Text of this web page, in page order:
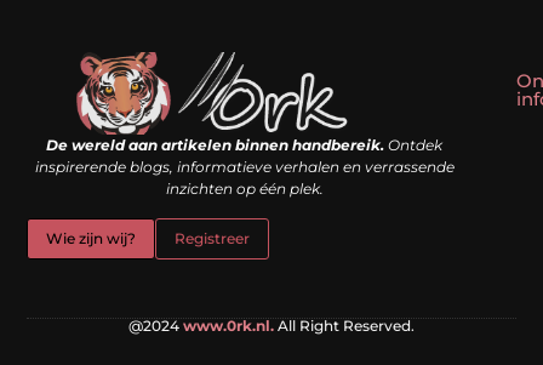
De wereld aan artikelen binnen handbereik. Ontdek
inspirerende blogs, informatieve verhalen en verrassende
inzichten op één plek.
Wie zijn wij? Registreer
@2024 www.0rk.nl. All Right Reserved.